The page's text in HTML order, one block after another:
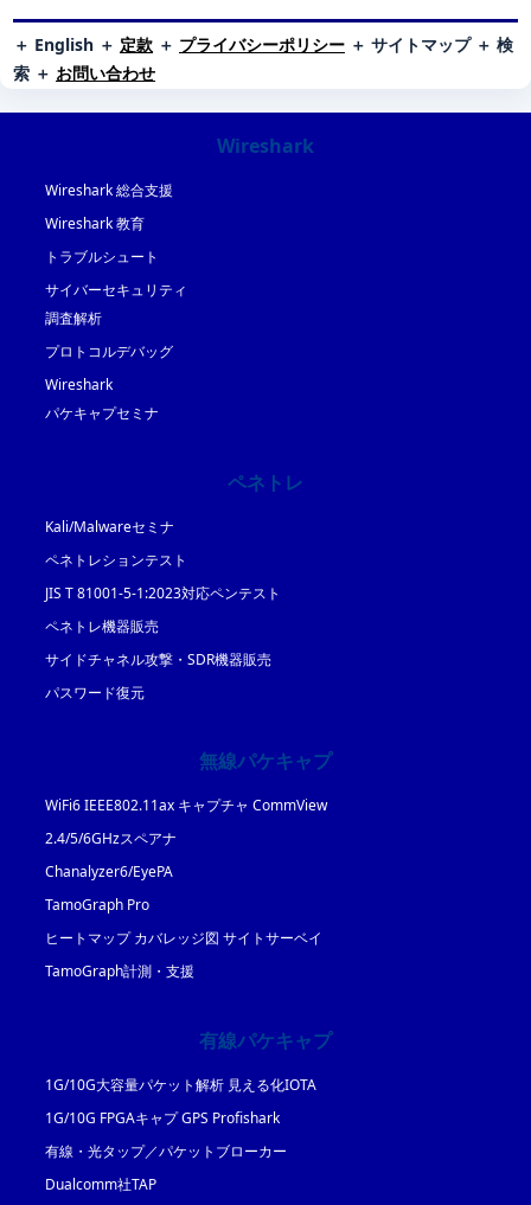
＋ English ＋ 定款 ＋ プライバシーポリシー ＋ サイトマップ ＋ 検
索 ＋ お問い合わせ
Wireshark
Wireshark 総合支援
Wireshark 教育
トラブルシュート
サイバーセキュリティ
調査解析
プロトコルデバッグ
Wireshark
パケキャプセミナ
ペネトレ
Kali/Malwareセミナ
ペネトレションテスト
JIS T 81001-5-1:2023対応ペンテスト
ペネトレ機器販売
サイドチャネル攻撃・SDR機器販売
パスワード復元
無線パケキャプ
WiFi6 IEEE802.11ax キャプチャ CommView
2.4/5/6GHzスペアナ
Chanalyzer6/EyePA
TamoGraph Pro
ヒートマップ カバレッジ図 サイトサーベイ
TamoGraph計測・支援
有線パケキャプ
1G/10G大容量パケット解析 見える化IOTA
1G/10G FPGAキャプ GPS Profishark
有線・光タップ／パケットブローカー
Dualcomm社TAP